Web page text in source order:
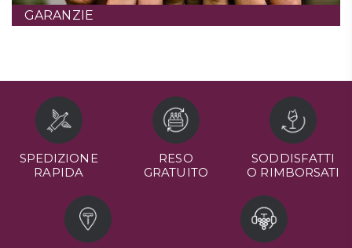
GARANZIE
SPEDIZIONE
RAPIDA
RESO
GRATUITO
SODDISFATTI
O RIMBORSATI